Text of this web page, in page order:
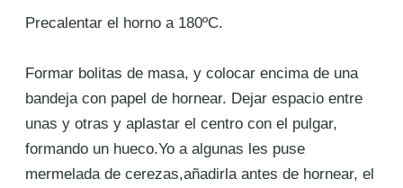
Precalentar el horno a 180ºC.
Formar bolitas de masa, y colocar encima de una
bandeja con papel de hornear. Dejar espacio entre
unas yotras y aplastar el centro con el pulgar,
formando un hueco.Yo a algunas les puse
mermelada de cerezas,añadirla antes de hornear, el